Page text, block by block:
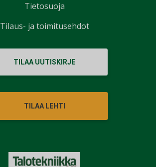
TILAA UUTISKIRJE
TILAA LEHTI
Tietosuoja
Tilaus- ja toimitusehdot